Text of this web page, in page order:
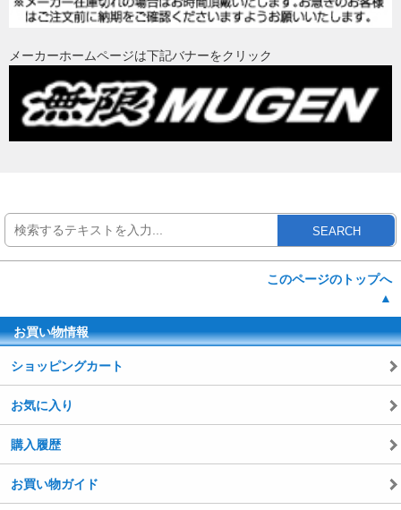
メーカーホームページは下記バナーをクリック
SEARCH
このページのトップへ
▲
お買い物情報
ショッピングカート
お気に入り
購入履歴
お買い物ガイド